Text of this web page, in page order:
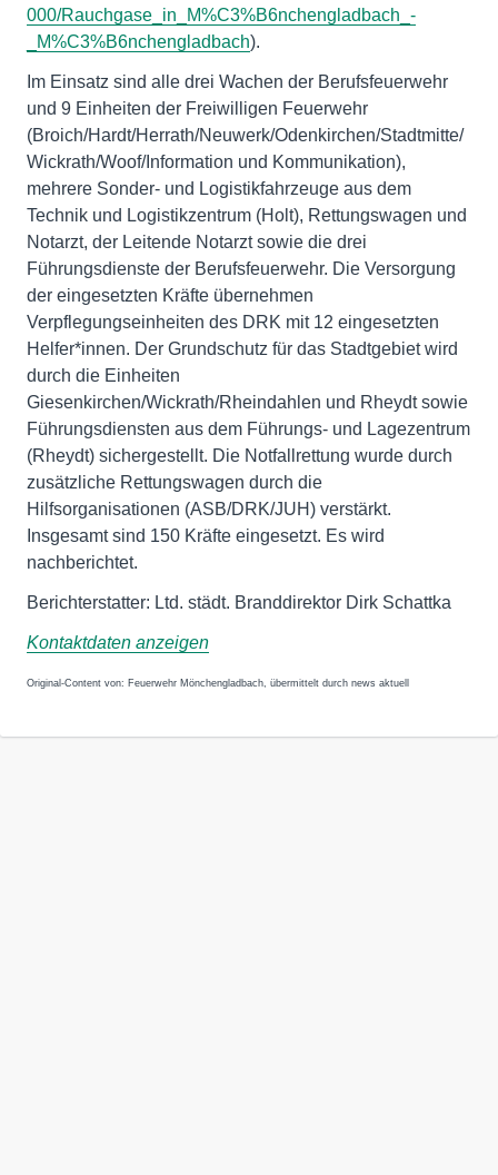
000/Rauchgase_in_M%C3%B6nchengladbach_-
_M%C3%B6nchengladbach).
Im Einsatz sind alle drei Wachen der Berufsfeuerwehr
und 9 Einheiten der Freiwilligen Feuerwehr
(Broich/Hardt/Herrath/Neuwerk/Odenkirchen/Stadtmitte/
Wickrath/Woof/Information und Kommunikation),
mehrere Sonder- und Logistikfahrzeuge aus dem
Technik und Logistikzentrum (Holt), Rettungswagen und
Notarzt, der Leitende Notarzt sowie die drei
Führungsdienste der Berufsfeuerwehr. Die Versorgung
der eingesetzten Kräfte übernehmen
Verpflegungseinheiten des DRK mit 12 eingesetzten
Helfer*innen. Der Grundschutz für das Stadtgebiet wird
durch die Einheiten
Giesenkirchen/Wickrath/Rheindahlen und Rheydt sowie
Führungsdiensten aus dem Führungs- und Lagezentrum
(Rheydt) sichergestellt. Die Notfallrettung wurde durch
zusätzliche Rettungswagen durch die
Hilfsorganisationen (ASB/DRK/JUH) verstärkt.
Insgesamt sind 150 Kräfte eingesetzt. Es wird
nachberichtet.
Berichterstatter: Ltd. städt. Branddirektor Dirk Schattka
Kontaktdaten anzeigen
Original-Content von: Feuerwehr Mönchengladbach, übermittelt durch news aktuell